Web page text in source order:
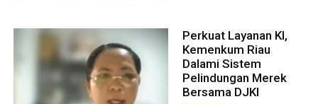
Perkuat Layanan KI,
Kemenkum Riau
Dalami Sistem
Pelindungan Merek
Bersama DJKI